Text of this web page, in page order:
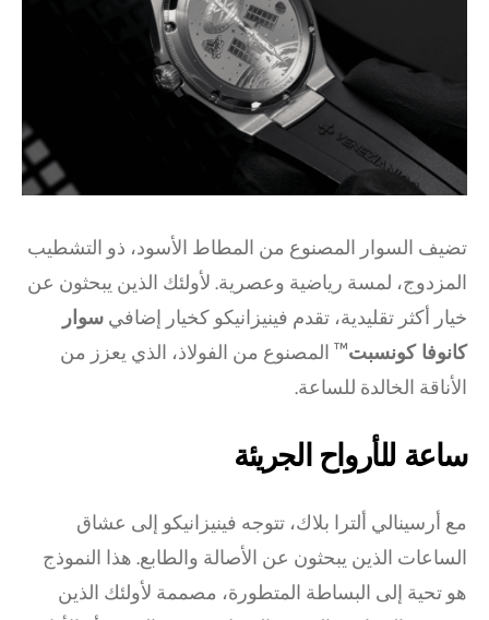
تضيف السوار المصنوع من المطاط الأسود، ذو التشطيب
المزدوج، لمسة رياضية وعصرية. لأولئك الذين يبحثون عن
خيار أكثر تقليدية، تقدم فينيزانيكو كخيار إضافي سوار
كانوفا كونسبت™ المصنوع من الفولاذ، الذي يعزز من
الأناقة الخالدة للساعة.
ساعة للأرواح الجريئة
مع أرسينالي ألترا بلاك، تتوجه فينيزانيكو إلى عشاق
الساعات الذين يبحثون عن الأصالة والطابع. هذا النموذج
هو تحية إلى البساطة المتطورة، مصممة لأولئك الذين